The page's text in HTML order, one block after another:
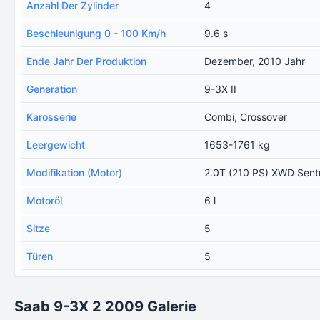
Anzahl Der Zylinder 4
Beschleunigung 0 - 100 Km/h 9.6 s
Ende Jahr Der Produktion Dezember, 2010 Jahr
Generation 9-3X II
Karosserie Combi, Crossover
Leergewicht 1653-1761 kg
Modifikation (Motor) 2.0T (210 PS) XWD
Motoröl 6 l
Sitze 5
Türen 5
Saab 9-3X 2 2009 Galerie